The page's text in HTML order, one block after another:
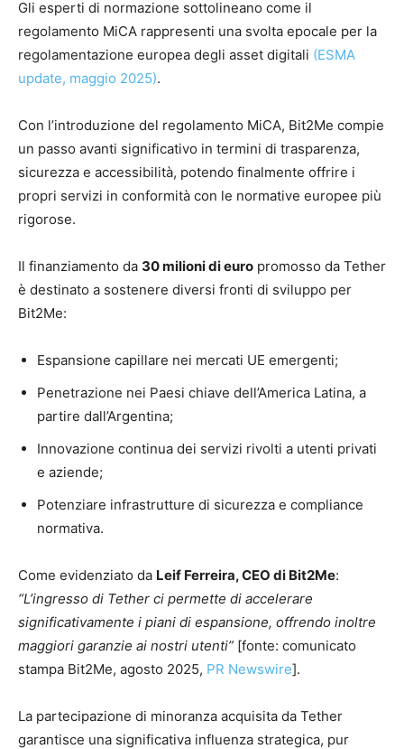
Gli esperti di normazione sottolineano come il
regolamento MiCA rappresenti una svolta epocale per la
regolamentazione europea degli asset digitali (ESMA
update, maggio 2025).
Con l’introduzione del regolamento MiCA, Bit2Me compie
un passo avanti significativo in termini di trasparenza,
sicurezza e accessibilità, potendo finalmente offrire i
propri servizi in conformità con le normative europee più
rigorose.
Il finanziamento da 30 milioni di euro promosso da Tether
è destinato a sostenere diversi fronti di sviluppo per
Bit2Me:
Espansione capillare nei mercati UE emergenti;
Penetrazione nei Paesi chiave dell’America Latina, a
partire dall’Argentina;
Innovazione continua dei servizi rivolti a utenti privati
e aziende;
Potenziare infrastrutture di sicurezza e compliance
normativa.
Come evidenziato da Leif Ferreira, CEO di Bit2Me:
“L’ingresso di Tether ci permette di accelerare
significativamente i piani di espansione, offrendo inoltre
maggiori garanzie ai nostri utenti” [fonte: comunicato
stampa Bit2Me, agosto 2025, PR Newswire].
La partecipazione di minoranza acquisita da Tether
garantisce una significativa influenza strategica, pur